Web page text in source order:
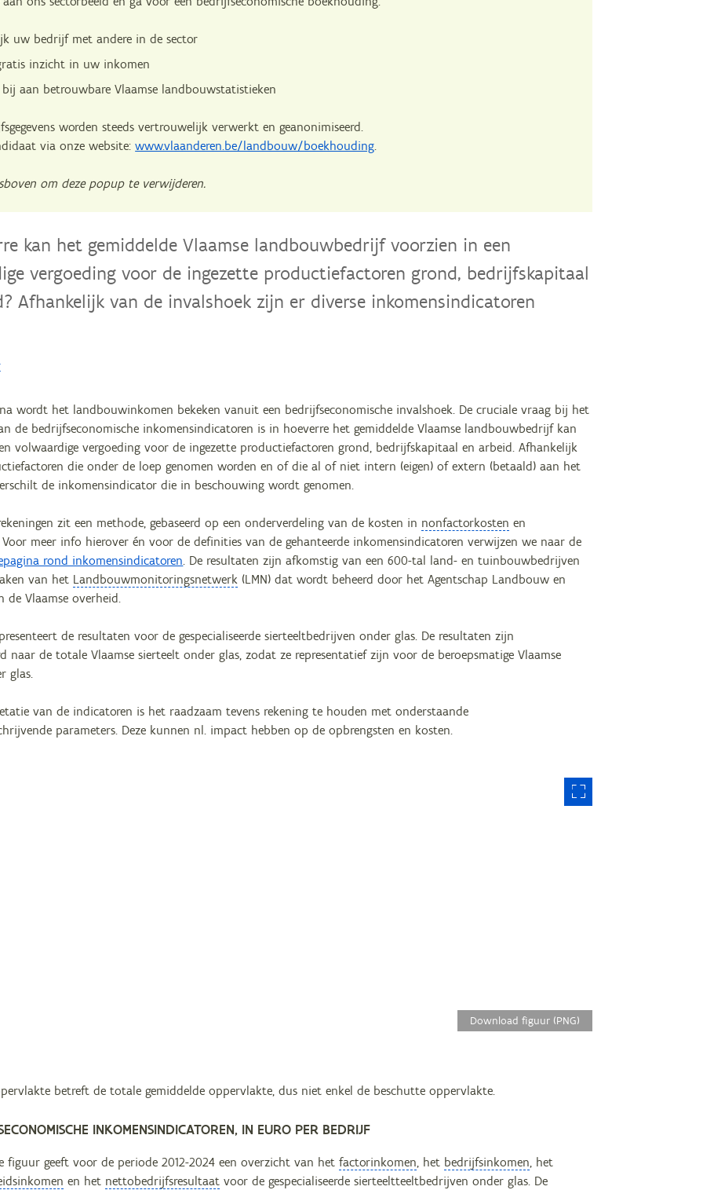
uw bedrijf met andere in de sector
inzicht in uw inkomen
bij aan betrouwbare Vlaamse landbouwstatistieken
worden steeds vertrouwelijk verwerkt en geanonimiseerd.
via onze website:www.vlaanderen.be/landbouw/boekhouding.
om deze popup te verwijderen.
kan het gemiddelde Vlaamse landbouwbedrijf voorzien in een
vergoeding voor de ingezette productiefactoren grond, bedrijfskapitaal
Afhankelijk van de invalshoek zijn er diverse inkomensindicatoren
wordt het landbouwinkomen bekeken vanuit een bedrijfseconomische invalshoek. De cruciale vraag bij het
de bedrijfseconomische inkomensindicatoren is in hoeverre het gemiddelde Vlaamse landbouwbedrijf kan
volwaardige vergoeding voor de ingezette productiefactoren grond, bedrijfskapitaal en arbeid. Afhankelijk
die onder de loep genomen worden en of die al of niet intern (eigen) of extern (betaald) aan het
de inkomensindicator die in beschouwing wordt genomen.
zit een methode, gebaseerd op een onderverdeling van de kosten in nonfactorkosten en
Voor meer info hierover én voor de definities van de gehanteerde inkomensindicatoren verwijzen we naar de
rond inkomensindicatoren. De resultaten zijn afkomstig van een 600-tal land- en tuinbouwbedrijven
van het Landbouwmonitoringsnetwerk (LMN) dat wordt beheerd door het Agentschap Landbouw en
de Vlaamse overheid.
de resultaten voor de gespecialiseerde sierteeltbedrijven onder glas. De resultaten zijn
naar de totale Vlaamse sierteelt onder glas, zodat ze representatief zijn voor de beroepsmatige Vlaamse
glas.
van de indicatoren is het raadzaam tevens rekening te houden met onderstaande
parameters. Deze kunnen nl. impact hebben op de opbrengsten en kosten.
Download figuur (PNG)
betreft de totale gemiddelde oppervlakte, dus niet enkel de beschutte oppervlakte.
INKOMENSINDICATOREN, IN EURO PER BEDRIJF
figuur geeft voor de periode 2012-2024 een overzicht van hetfactorinkomen, het bedrijfsinkomen, het
en het nettobedrijfsresultaat voor de gespecialiseerde sierteeltteeltbedrijven onder glas. De